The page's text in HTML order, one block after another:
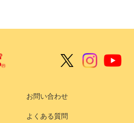
お問い合わせ
よくある質問